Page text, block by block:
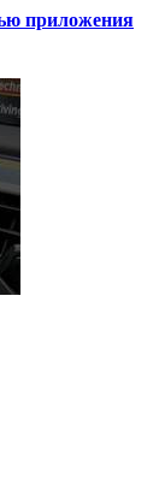
приложения